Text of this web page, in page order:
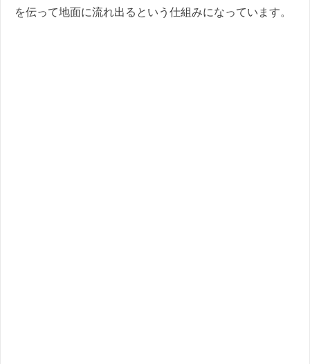
を伝って地面に流れ出るという仕組みになっています。